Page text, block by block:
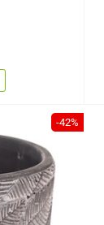
-42%